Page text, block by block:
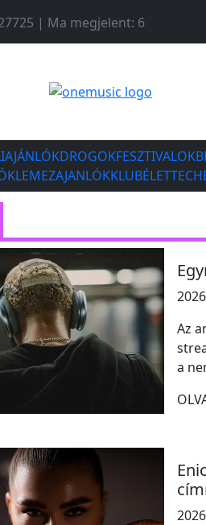
| Ma megjelent: 6
DROGOKFESZTIVALOK
LEMEZAJANLÓKKLUBÉLETTECH
Az
a